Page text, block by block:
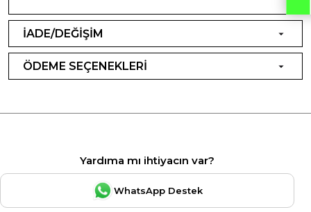
İADE/DEĞİŞİM
ÖDEME SEÇENEKLERİ
Yardıma mı ihtiyacın var?
WhatsApp Destek